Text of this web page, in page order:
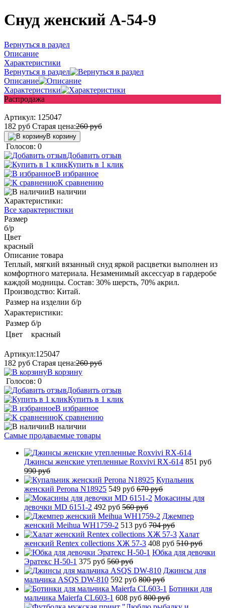
Снуд женский A-54-9
Вернуться в раздел
Описание
Характеристики
Вернуться в раздел
Описание
Характеристики
Распродажа
Артикул: 125047
182 руб Старая цена:260руб
В корзину
Голосов: 0
Добавить отзыв
Купить в 1 клик
В избранное
К сравнению
В наличии
Характеристики:
Все характеристики
Размер
б/р
Цвет
красный
Описание товара
Теплый, мягкий вязанный снуд яркой расцветки выполнен из
комфортного материала. Незаменимый аксессуар в гардеробе
каждой модницы. Состав: 30% шерсть, 70% акрил.
Производство: Китай.
Размер на изделии б/р
Характеристики:
Размер б/р
Цвет
красный
Артикул:125047
182 руб Старая цена:260руб
В корзину
Голосов: 0
Добавить отзыв
Купить в 1 клик
В избранное
К сравнению
В наличии
Самые продаваемые товары
Джинсы женские утепленные Roxvivi RX-614 851 руб
990 руб
Купальник
женский Perona N18925 549 руб 670 руб
Мокасины для
девочки MD 6151-2 492 руб 560 руб
Джемпер
женский Meihua WH1759-2 513 руб 704 руб
Халат
женский Rentex collections ХЖ 57-3 408 руб 510 руб
Юбка для девочки
Эратекс H-50-1 375 руб 560 руб
Джинсы для
мальчика ASQS DW-810 592 руб 800 руб
Ботинки для
мальчика Maierfa CL603-1 608 руб 800 руб